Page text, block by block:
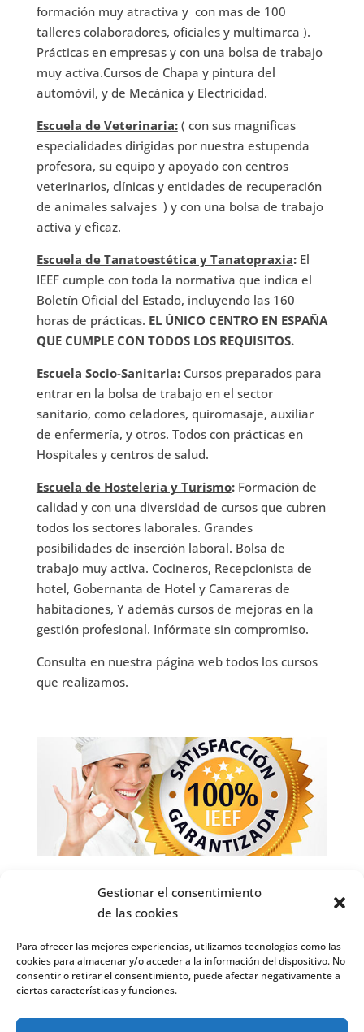
Gestionar el consentimiento
de las cookies
Para ofrecer las mejores experiencias, utilizamos tecnologías como las
cookies para almacenar y/o acceder a la información del dispositivo. No
consentir o retirar el consentimiento, puede afectar negativamente a
ciertas características y funciones.
formación muy atractiva y con mas de 100
talleres colaboradores, oficiales y multimarca ).
Prácticas en empresas y con una bolsa de trabajo
muy activa.Cursos de Chapa y pintura del
automóvil, y de Mecánica y Electricidad.
Escuela de Veterinaria:( con sus magnificas
especialidades dirigidas por nuestra estupenda
profesora, su equipo y apoyado con centros
veterinarios, clínicas y entidades de recuperación
de animales salvajes ) y con una bolsa de trabajo
activa y eficaz.
Escuela de Tanatoestética y Tanatopraxia:El
IEEF cumple con toda la normativa que indica el
Boletín Oficial del Estado, incluyendo las 160
horas de prácticas. EL ÚNICO CENTRO EN ESPAÑA
QUE CUMPLE CON TODOS LOS REQUISITOS.
Escuela Socio-Sanitaria: Cursos preparados para
entrar en la bolsa de trabajo en el sector
sanitario, como celadores, quiromasaje, auxiliar
de enfermería, y otros. Todos con prácticas en
Hospitales y centros de salud.
Escuela de Hostelería y Turismo:Formación de
calidad y con una diversidad de cursos que cubren
todos los sectores laborales. Grandes
posibilidades de inserción laboral. Bolsa de
trabajo muy activa. Cocineros, Recepcionista de
hotel, Gobernanta de Hotel y Camareras de
habitaciones, Y además cursos de mejoras en la
gestión profesional. Infórmate sin compromiso.
Consulta en nuestra página web todos los cursos
que realizamos.
MADRID y MÓSTOLES
91.1722165-91.6642103
IEEFrealizacursos de formación presenciales en
Madridycursos online. Estos cursos incluyen